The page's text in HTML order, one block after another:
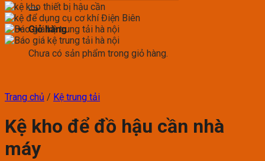
Giỏ hàng
Chưa có sản phẩm trong giỏ hàng.
Trang chủ / Kệ trung tải
Kệ kho để đồ hậu cần nhà
máy